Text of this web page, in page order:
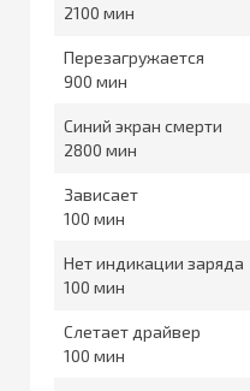
2100
Перезагружается
900
Синий экран смерти
2800
Зависает
100
Нет индикации заряда
100
Слетает драйвер
100